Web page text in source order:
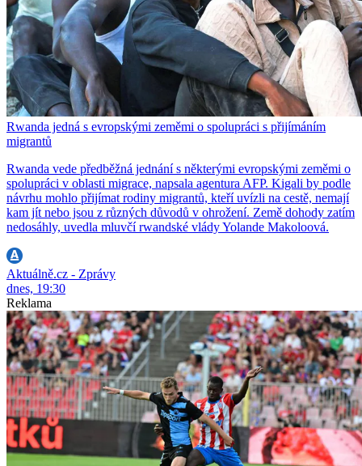
Rwanda jedná s evropskými zeměmi o spolupráci s přijímáním
migrantů
Rwanda vede předběžná jednání s některými evropskými zeměmi o
spolupráci v oblasti migrace, napsala agentura AFP. Kigali by podle
návrhu mohlo přijímat rodiny migrantů, kteří uvízli na cestě, nemají
kam jít nebo jsou z různých důvodů v ohrožení. Země dohody zatím
nedosáhly, uvedla mluvčí rwandské vlády Yolande Makoloová.
Aktuálně.cz - Zprávy
dnes, 19:30
Reklama